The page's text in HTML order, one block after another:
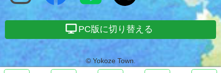
PC版に切り替える
© Yokoze Town.